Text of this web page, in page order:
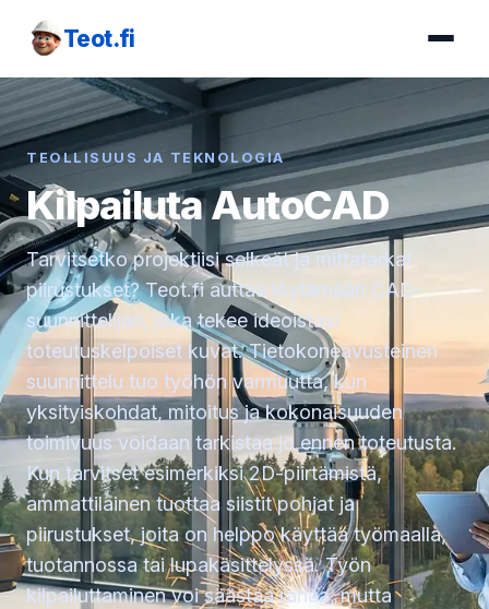
Teot.fi
TEOLLISUUS JA TEKNOLOGIA
Kilpailuta AutoCAD
Tarvitsetko projektiisi selkeät ja mittatarkat
piirustukset? Teot.fi auttaa löytämään CAD-
suunnittelijan, joka tekee ideoistasi
toteutuskelpoiset kuvat. Tietokoneavusteinen
suunnittelu tuo työhön varmuutta, kun
yksityiskohdat, mitoitus ja kokonaisuuden
toimivuus voidaan tarkistaa jo ennen toteutusta.
Kun tarvitset esimerkiksi 2D-piirtämistä,
ammattilainen tuottaa siistit pohjat ja
piirustukset, joita on helppo käyttää työmaalla,
tuotannossa tai lupakäsittelyssä. Työn
kilpailuttaminen voi säästää rahaa, mutta